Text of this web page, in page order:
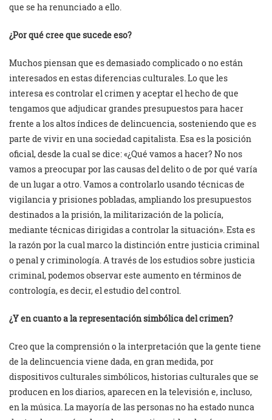
que se ha renunciado a ello.
¿Por qué cree que sucede eso?
Muchos piensan que es demasiado complicado o no están
interesados en estas diferencias culturales. Lo que les
interesa es controlar el crimen y aceptar el hecho de que
tengamos que adjudicar grandes presupuestos para hacer
frente a los altos índices de delincuencia, sosteniendo que es
parte de vivir en una sociedad capitalista. Esa es la posición
oficial, desde la cual se dice: «¿Qué vamos a hacer? No nos
vamos a preocupar por las causas del delito o de por qué varía
de un lugar a otro. Vamos a controlarlo usando técnicas de
vigilancia y prisiones pobladas, ampliando los presupuestos
destinados a la prisión, la militarización de la policía,
mediante técnicas dirigidas a controlar la situación». Esta es
la razón por la cual marco la distinción entre justicia criminal
o penal y criminología. A través de los estudios sobre justicia
criminal, podemos observar este aumento en términos de
contrología, es decir, el estudio del control.
¿Y en cuanto a la representación simbólica del crimen?
Creo que la comprensión o la interpretación que la gente tiene
de la delincuencia viene dada, en gran medida, por
dispositivos culturales simbólicos, historias culturales que se
producen en los diarios, aparecen en la televisión e, incluso,
en la música. La mayoría de las personas no ha estado nunca